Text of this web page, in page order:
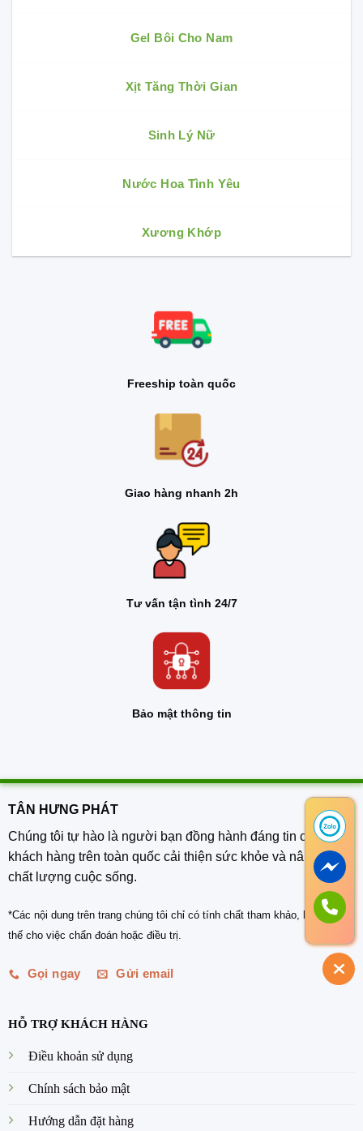
Gel Bôi Cho Nam
Xịt Tăng Thời Gian
Sinh Lý Nữ
Nước Hoa Tình Yêu
Xương Khớp
Freeship toàn quốc
Giao hàng nhanh 2h
Tư vấn tận tình 24/7
Bảo mật thông tin
TÂN HƯNG PHÁT
Chúng tôi tự hào là người bạn đồng hành đáng tin cậy, giúp
khách hàng trên toàn quốc cải thiện sức khỏe và nâng cao
chất lượng cuộc sống.
*Các nội dung trên trang chúng tôi chỉ có tính chất tham khảo, không thay
thế cho việc chẩn đoán hoặc điều trị.
Gọi ngay Gửi email
HỖ TRỢ KHÁCH HÀNG
Điều khoản sử dụng
Chính sách bảo mật
Hướng dẫn đặt hàng